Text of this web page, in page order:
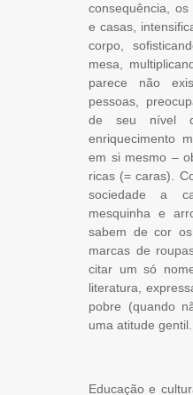
consequência,
e casas,
corpo,
mesa,
parece não
pessoas,
de seu nível
enriquecimento
em si mesmo –
ricas (= caras).
sociedade a
mesquinha e
sabem de cor
marcas de
citar um só
literatura,
pobre (quando
uma atitude gentil.
Educação e